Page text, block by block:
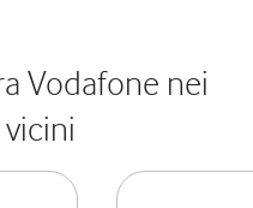
Vodafone nei